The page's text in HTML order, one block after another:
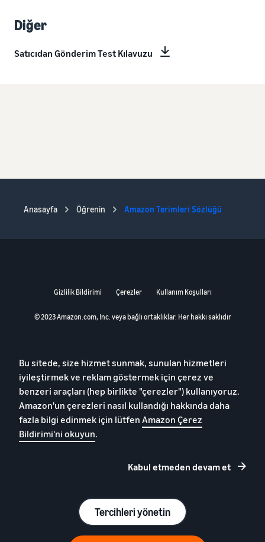
Diğer
Satıcıdan Gönderim Test Kılavuzu
Anasayfa Öğrenin Amazon Terimleri Sözlüğü
Gizlilik Bildirimi Çerezler Kullanım Koşulları
© 2023 Amazon.com, Inc. veya bağlı ortaklıklar. Her hakkı saklıdır
Bu sitede, size hizmet sunmak, sunulan hizmetleri
iyileştirmek ve reklam göstermek için çerez ve
benzeri araçları (hep birlikte "çerezler") kullanıyoruz.
Amazon'un çerezleri nasıl kullandığı hakkında daha
fazla bilgi edinmek için lütfen Amazon Çerez
Bildirimi'ni okuyun.
Kabul etmeden devam et
Tercihleri yönetin